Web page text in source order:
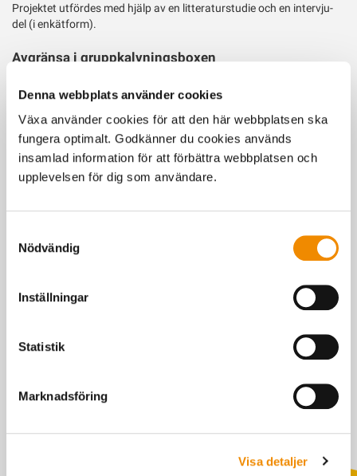
Denna webbplats använder cookies
Växa använder cookies för att den här webbplatsen ska
fungera optimalt. Godkänner du cookies används
insamlad information för att förbättra webbplatsen och
upplevelsen för dig som användare.
Nödvändig
Inställningar
Statistik
Marknadsföring
Visa detaljer
Projektet utfördes med hjälp av en litteraturstudie och en intervju-
del (i enkätform).
Avgränsa i gruppkalvningsboxen
som handlade om kors beteende i samband med kalvning,
smittspridning och skötsel av kor runt kalvningtillfället.
Sammantaget är det ganska individuellt hur kor vill ha det vid
kalvning, men något man kan göra för att underlätta för korna är
att sätta upp en extra grind i gruppkalvningsboxen så att kon kan
någon skillnad mellan enkalvningsbox och gruppkalvningsbox. Det
är tydligt att det snarare är skötseln av kor och kalvar före och efter
Agneta Hermansson, Växa
Senast uppdaterad: 10 juli 2025